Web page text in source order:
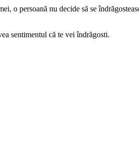
persoană nu decide să se
sentimentul că te vei îndrăgosti.